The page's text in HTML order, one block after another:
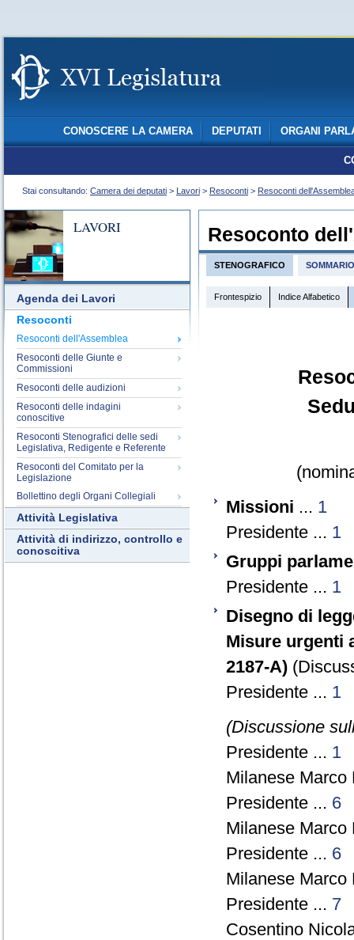
CONOSCERE LA CAMERA DEPUTATI ORGANI
Stai consultando: Camera dei deputati > Lavori > Resoconti > Resoconti
LAVORI
Agenda dei Lavori
Resoconti
Resoconti dell'Assemblea
Resoconti delle Giunte e
Commissioni
Resoconti delle audizioni
Resoconti delle indagini
conoscitive
Resoconti Stenografici delle sedi
Legislativa, Redigente e Referente
Resoconti del Comitato per la
Legislazione
Bollettino degli Organi Collegiali
Attività Legislativa
Attività di indirizzo, controllo e
conoscitiva
Resoconto
STENOGRAFICO SOMMARIO
Frontespizio Indice Alfabetico
Missioni ... 1
Presidente ... 1
Gruppi
Presidente ... 1
Disegno di
Misure urgenti
2187-A)
Presidente ... 1
(Discussione
Presidente ... 1
Milanese
Presidente ... 6
Milanese
Presidente ... 6
Milanese
Presidente ... 7
Cosentino